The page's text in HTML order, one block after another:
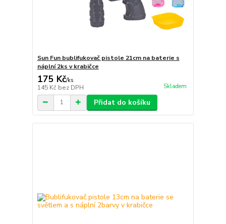
Sun Fun bublifukovač pistole 21cm na baterie s
náplní 2ks v krabičce
175 Kč/ks
145 Kč bez DPH Skladem
Přidat do košíku